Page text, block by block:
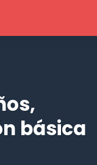
básica